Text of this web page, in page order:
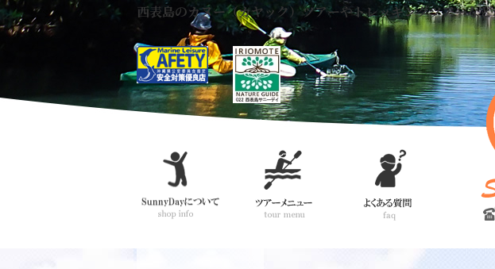
西表島のカヌー（カヤック）ツアーやトレッキングツアーな